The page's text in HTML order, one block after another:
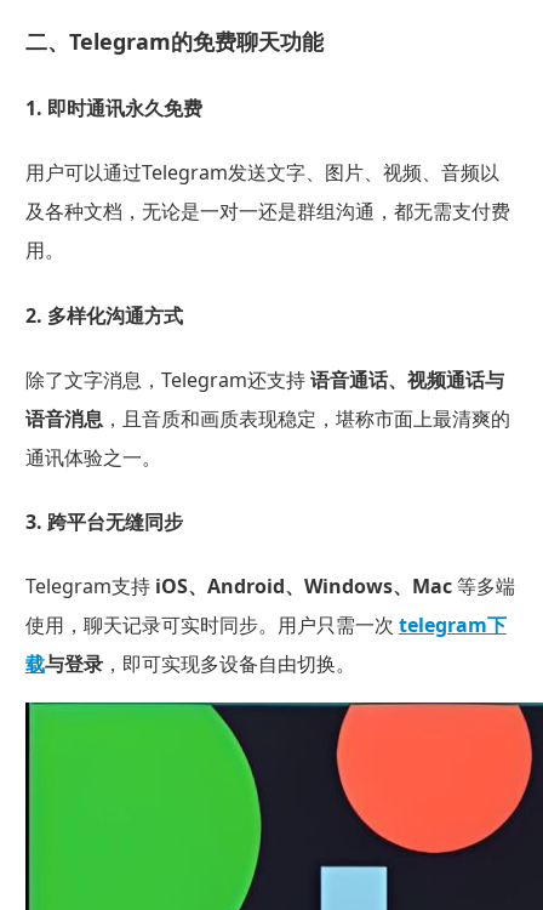
二、Telegram的免费聊天功能
1. 即时通讯永久免费
用户可以通过Telegram发送文字、图片、视频、音频以
及各种文档，无论是一对一还是群组沟通，都无需支付费
用。
2. 多样化沟通方式
除了文字消息，Telegram还支持语音通话、视频通话与
语音消息，且音质和画质表现稳定，堪称市面上最清爽的
通讯体验之一。
3. 跨平台无缝同步
Telegram支持 iOS、Android、Windows、Mac等多端
使用，聊天记录可实时同步。用户只需一次 telegram下
载与登录，即可实现多设备自由切换。